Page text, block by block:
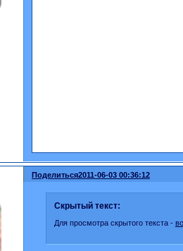
Поделиться2011-06-03 00:36:12
Скрытый текст:
Для просмотра скрытого текста -